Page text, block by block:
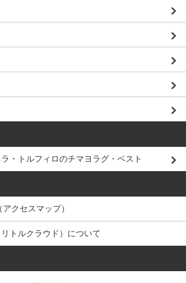
・トルフィロのチマヨラグ・ベスト
クセスマップ）
トルクラウド）について